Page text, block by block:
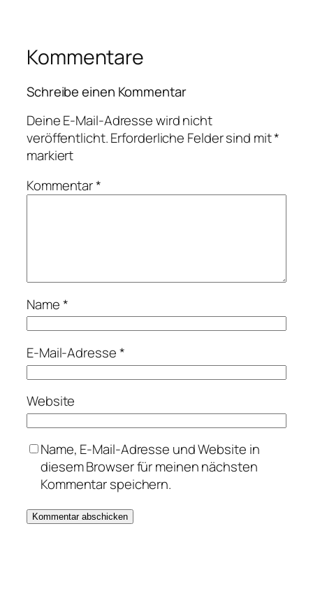
Kommentare
Schreibe einen Kommentar
Deine E-Mail-Adresse wird nicht
veröffentlicht.Erforderliche Felder sind mit*
markiert
Kommentar*
Name*
E-Mail-Adresse*
Website
Name, E-Mail-Adresse und Website in
diesem Browser für meinen nächsten
Kommentar speichern.